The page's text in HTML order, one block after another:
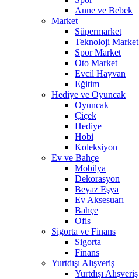
Anne ve Bebek
Market
Süpermarket
Teknoloji Market
Spor Market
Oto Market
Evcil Hayvan
Eğitim
Hediye ve Oyuncak
Oyuncak
Çiçek
Hediye
Hobi
Koleksiyon
Ev ve Bahçe
Mobilya
Dekorasyon
Beyaz Eşya
Ev Aksesuarı
Bahçe
Ofis
Sigorta ve Finans
Sigorta
Finans
Yurtdışı Alışveriş
Yurtdışı Alışveriş